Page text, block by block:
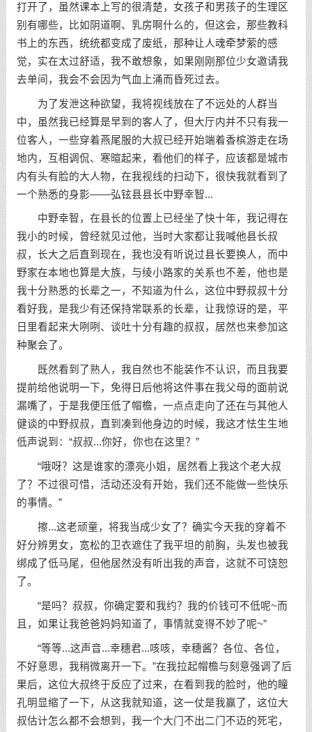
打开了，虽然课本上写的很清楚，女孩子和男孩子的生理区
别有哪些，比如阴道啊、乳房啊什么的，但这会，那些教科
书上的东西，统统都变成了废纸，那种让人魂牵梦萦的感
觉，实在太过舒适，我不敢想象，如果刚刚那位少女邀请我
去单间，我会不会因为气血上涌而昏死过去。
为了发泄这种欲望，我将视线放在了不远处的人群当
中，虽然我已经算是早到的客人了，但大厅内并不只有我一
位客人，一些穿着燕尾服的大叔已经开始端着香槟游走在场
地内，互相调侃、寒暄起来，看他们的样子，应该都是城市
内有头有脸的大人物，在我视线的扫动下，很快我就看到了
一个熟悉的身影——弘铉县县长中野幸智...
中野幸智，在县长的位置上已经坐了快十年，我记得在
我小的时候，曾经就见过他，当时大家都让我喊他县长叔
叔，长大之后直到现在，我也没有听说过县长要换人，而中
野家在本地也算是大族，与绫小路家的关系也不差，他也是
我十分熟悉的长辈之一，不知道为什么，这位中野叔叔十分
看好我，是我少有还保持常联系的长辈，让我惊讶的是，平
日里看起来大咧咧、谈吐十分有趣的叔叔，居然也来参加这
种聚会了。
既然看到了熟人，我自然也不能装作不认识，而且我要
提前给他说明一下，免得日后他将这件事在我父母的面前说
漏嘴了，于是我便压低了帽檐，一点点走向了还在与其他人
健谈的中野叔叔，直到凑到他身边的时候，我这才怯生生地
低声说到：“叔叔...你好，你也在这里？”
“哦呀？这是谁家的漂亮小姐，居然看上我这个老大叔
了？不过很可惜，活动还没有开始，我们还不能做一些快乐
的事情。”
擦...这老顽童，将我当成少女了？确实今天我的穿着不
好分辨男女，宽松的卫衣遮住了我平坦的前胸，头发也被我
绑成了低马尾，但他居然没有听出我的声音，这就不可饶恕
了。
“是吗？叔叔，你确定要和我约？我的价钱可不低呢~而
且，如果让我爸爸妈妈知道了，事情就变得不妙了呢~”
“等等...这声音...幸穗君...咳咳，幸穗酱？各位、各位，
不好意思，我稍微离开一下。”在我拉起帽檐与刻意强调了后
果后，这位大叔终于反应了过来，在看到我的脸时，他的瞳
孔明显缩了一下，从这我就知道，这一仗是我赢了，这位大
叔估计怎么都不会想到，我一个大门不出二门不迈的死宅，